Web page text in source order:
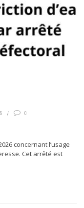
0
concernant l’usage
Cet arrêté est